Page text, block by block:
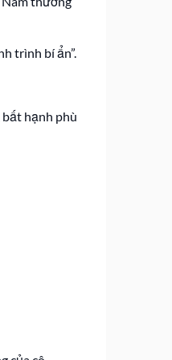
trình bí ẩn”.
bất hạnh phù